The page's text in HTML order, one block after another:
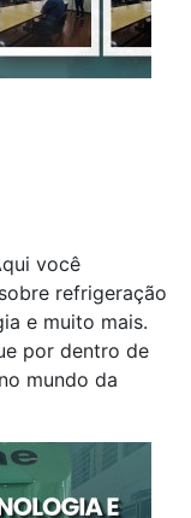
você
refrigeração
e muito mais.
por dentro de
mundo da